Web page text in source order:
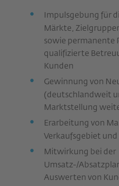
Impulsgebung für
Märkte,
sowie permanente
qualifizierte
Kunden
Gewinnung von
(deutschlandweit
Marktstellung
Erarbeitung von
Verkaufsgebiet
Mitwirkung bei der
Umsatz-/
Auswerten von